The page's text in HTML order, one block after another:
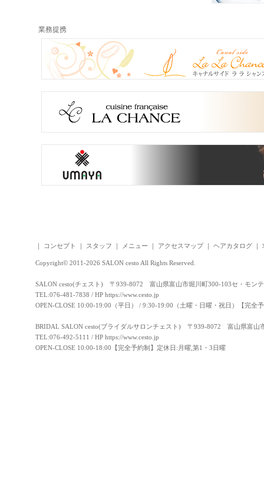
業務提携
｜ コンセプト ｜ スタッフ ｜ メニュー ｜ アクセスマップ｜ ヘアカタログ ｜
Copyright© 2011-2026 SALON cesto All Rights Reserved.
SALON cesto(チェスト) 〒939-8072 富山県富山市堀川町300-103セ・モン
TEL:076-481-7838 / HP https://www.cesto.jp
OPEN-CLOSE 10:00-19:00（平日） / 9:30-19:00（土曜・日曜・祝日）【完全
BRIDAL SALON cesto(ブライダルサロンチェスト) 〒939-8072 富山県富山
TEL:076-492-5111 / HP https://www.cesto.jp
OPEN-CLOSE 10:00-18:00【完全予約制】定休日:月曜,第1・3日曜